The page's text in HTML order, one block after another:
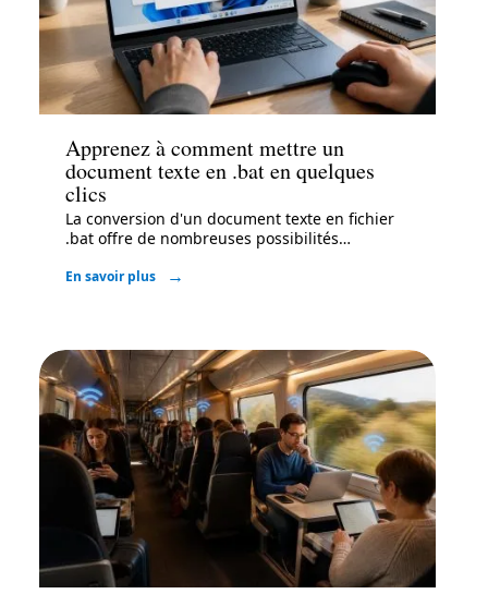
Bureautique
Apprenez à comment mettre un
document texte en .bat en quelques
clics
La conversion d'un document texte en fichier
.bat offre de nombreuses possibilités…
En savoir plus
High-Tech